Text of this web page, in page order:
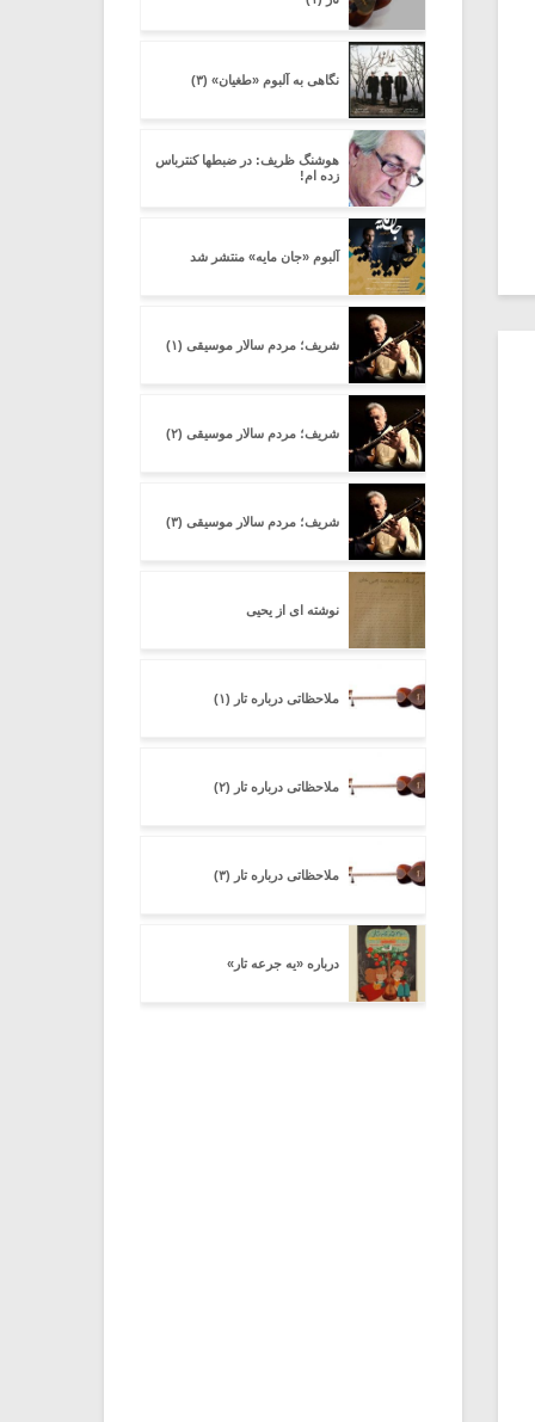
نگاهی به آلبوم «طغیان» (۳)
هوشنگ ظریف: در ضبطها کنترباس
زده ام!
آلبوم «جان مایه» منتشر شد
شریف؛ مردم سالار موسیقی (۱)
شریف؛ مردم سالار موسیقی (۲)
شریف؛ مردم سالار موسیقی (۳)
نوشته ای از یحیی
ملاحظاتی درباره تار (۱)
ملاحظاتی درباره تار (۲)
ملاحظاتی درباره تار (۳)
درباره «یه جرعه تار»